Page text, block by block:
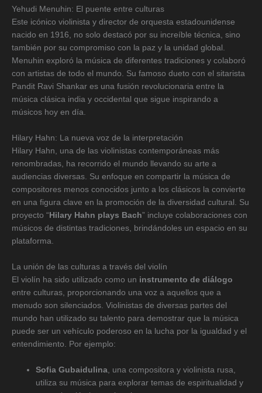
Yehudi Menuhin: El puente entre culturas
Este icónico violinista y director de orquesta estadounidense
nacido en 1916, no solo destacó por su increíble técnica, sino
también por su compromiso con la paz y la unidad global.
Menuhin exploró la música de diferentes tradiciones y colaboró
con artistas de todo el mundo. Su famoso dueto con el sitarista
Pandit Ravi Shankar es una fusión revolucionaria entre la
música clásica india y occidental que sigue inspirando a
músicos hoy en día.
Hilary Hahn: La nueva voz de la interpretación
Hilary Hahn, una de las violinistas contemporáneas más
renombradas, ha recorrido el mundo llevando su arte a
audiencias diversas. Su enfoque en compartir la música de
compositores menos conocidos junto a los clásicos la convierte
en una figura clave en la promoción de la diversidad cultural. Su
proyecto “ Hilary Hahn plays Bach” incluye colaboraciones con
músicos de distintas tradiciones, brindándoles un espacio en su
plataforma.
La unión de las culturas a través del violín
El violín ha sido utilizado como un instrumento de diálogo
entre culturas, proporcionando una voz a aquellos que a
menudo son silenciados. Violinistas de diversas partes del
mundo han utilizado su talento para demostrar que la música
puede ser un vehículo poderoso en la lucha por la igualdad y el
entendimiento. Por ejemplo:
Sofia Gubaidulina , una compositora y violinista rusa,
utiliza su música para explorar temas de espiritualidad y